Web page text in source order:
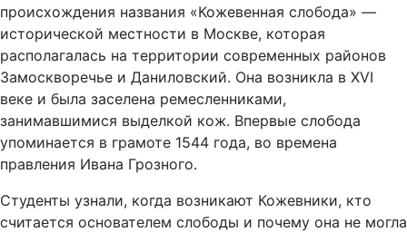
происхождения названия «Кожевенная слобода» —
исторической местности в Москве, которая
располагалась на территории современных районов
Замоскворечье и Даниловский. Она возникла в XVI
веке и была заселена ремесленниками,
занимавшимися выделкой кож. Впервые слобода
упоминается в грамоте 1544 года, во времена
правления Ивана Грозного.
Студенты узнали, когда возникают Кожевники, кто
считается основателем слободы и почему она не могла